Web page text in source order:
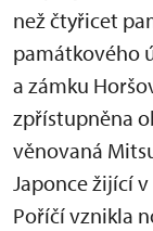
než čtyřicet
památkového
a zámku
zpřístupněna
věnovaná
Japonce žijící
Poříčí vznikla